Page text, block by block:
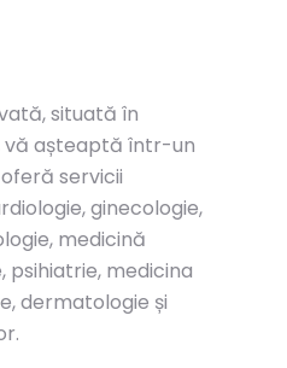
situată în
vă așteaptă într-un
servicii
ginecologie,
medicină
psihiatrie, medicina
dermatologie și